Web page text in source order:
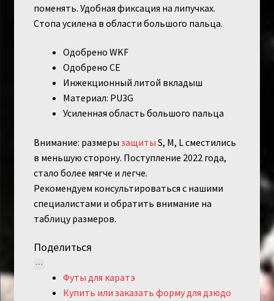
поменять. Удобная фиксация на липучках.
Стопа усилена в области большого пальца.
Одобрено WKF
Одобрено CE
Инжекционный литой вкладыш
Материал: PU3G
Усиленная область большого пальца
Внимание: размеры защиты S, M, L сместились
в меньшую сторону. Поступление 2022 года,
стало более мягче и легче.
Рекомендуем консультироваться с нашими
специалистами и обратить внимание на
таблицу размеров.
Поделиться
Футы для каратэ
Купить или заказать форму для дзюдо